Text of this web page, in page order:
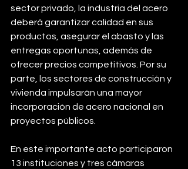
sector privado, la industria del acero
deberá garantizar calidad en sus
productos, asegurar el abasto y las
entregas oportunas, además de
ofrecer precios competitivos. Por su
parte, los sectores de construcción y
vivienda impulsarán una mayor
incorporación de acero nacional en
proyectos públicos.
En este importante acto participaron
13 instituciones y tres cámaras